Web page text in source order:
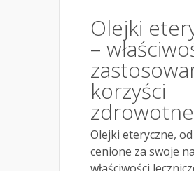
Olejki
–
korzyści
zdrowotne
Olejki eteryczne,
cenione za swoje